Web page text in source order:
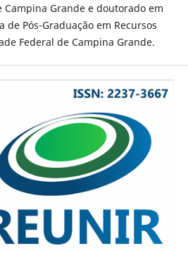
Campina Grande e doutorado em
Pós-Graduação em Recursos
Federal de Campina Grande.